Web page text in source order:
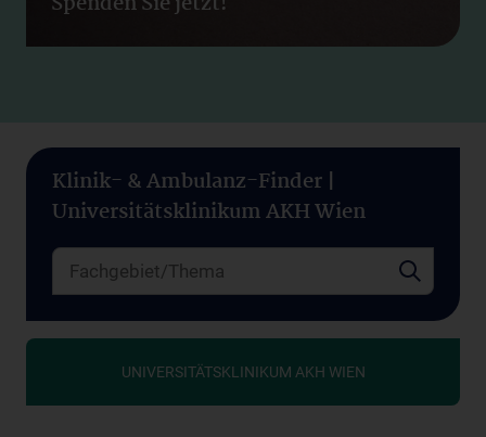
Klinik- & Ambulanz-Finder |
Universitätsklinikum AKH Wien
UNIVERSITÄTSKLINIKUM AKH WIEN